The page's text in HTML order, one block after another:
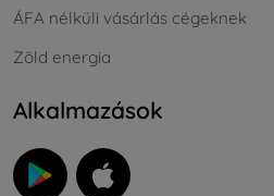
ÁFA nélküli vásárlás cégeknek
Zöld energia
Alkalmazások